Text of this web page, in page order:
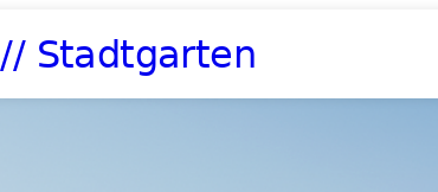
// Stadtgarten